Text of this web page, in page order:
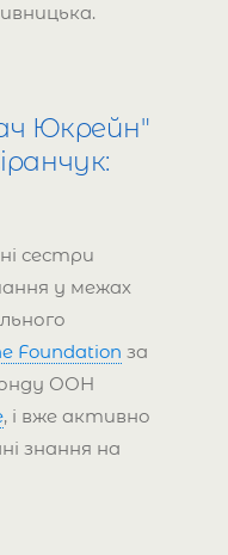
Юкрейн"
сестри
у межах
Foundation за
ООН
, і вже активно
знання на